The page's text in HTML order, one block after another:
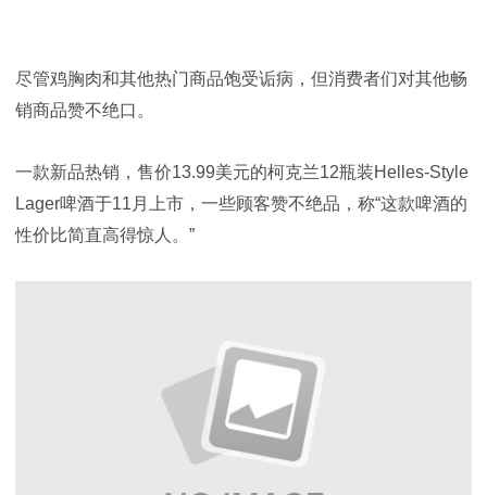
尽管鸡胸肉和其他热门商品饱受诟病，但消费者们对其他畅
销商品赞不绝口。
一款新品热销，售价13.99美元的柯克兰12瓶装Helles-Style
Lager啤酒于11月上市，一些顾客赞不绝品，称“这款啤酒的
性价比简直高得惊人。”